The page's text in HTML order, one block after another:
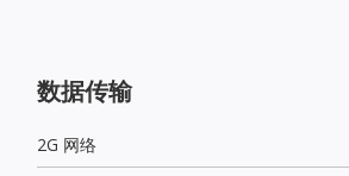
数据传输
2G 网络